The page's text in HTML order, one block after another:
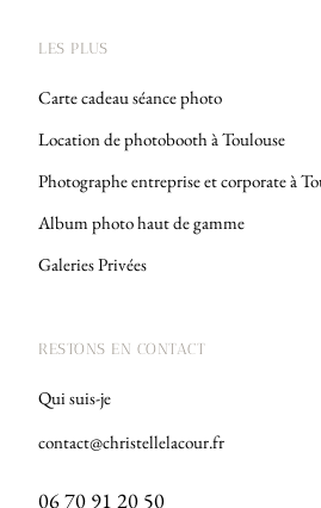
LES PLUS
Carte cadeau séance photo
Location de photobooth à Toulouse
Photographe entreprise et corporate à
Album photo haut de gamme
Galeries Privées
RESTONS EN CONTACT
Qui suis-je
contact@christellelacour.fr
06 70 91 20 50